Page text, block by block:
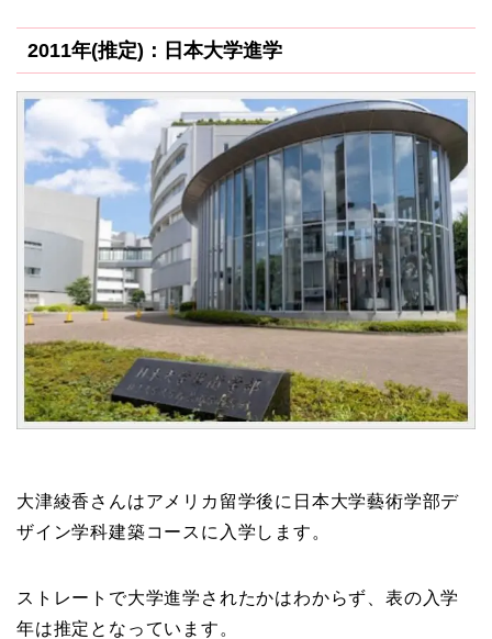
2011年(推定)：日本大学進学
大津綾香さんはアメリカ留学後に日本大学藝術学部デ
ザイン学科建築コースに入学します。
ストレートで大学進学されたかはわからず、表の入学
年は推定となっています。